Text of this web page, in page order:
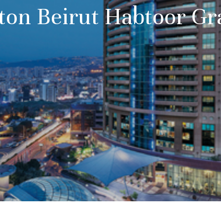
Beirut Habtoor